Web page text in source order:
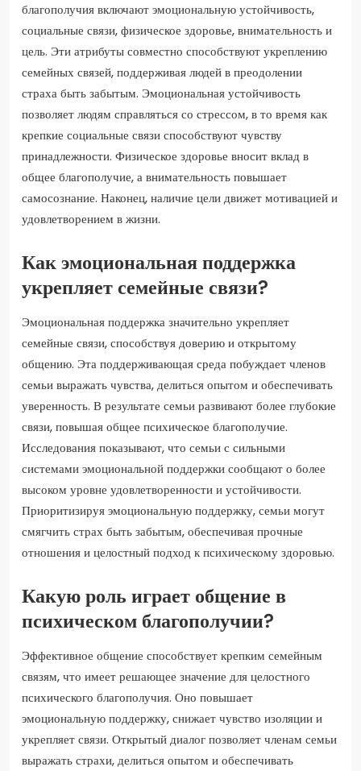
благополучия включают эмоциональную устойчивость,
социальные связи, физическое здоровье, внимательность и
цель. Эти атрибуты совместно способствуют укреплению
семейных связей, поддерживая людей в преодолении
страха быть забытым. Эмоциональная устойчивость
позволяет людям справляться со стрессом, в то время как
крепкие социальные связи способствуют чувству
принадлежности. Физическое здоровье вносит вклад в
общее благополучие, а внимательность повышает
самосознание. Наконец, наличие цели движет мотивацией и
удовлетворением в жизни.
Как эмоциональная поддержка
укрепляет семейные связи?
Эмоциональная поддержка значительно укрепляет
семейные связи, способствуя доверию и открытому
общению. Эта поддерживающая среда побуждает членов
семьи выражать чувства, делиться опытом и обеспечивать
уверенность. В результате семьи развивают более глубокие
связи, повышая общее психическое благополучие.
Исследования показывают, что семьи с сильными
системами эмоциональной поддержки сообщают о более
высоком уровне удовлетворенности и устойчивости.
Приоритизируя эмоциональную поддержку, семьи могут
смягчить страх быть забытым, обеспечивая прочные
отношения и целостный подход к психическому здоровью.
Какую роль играет общение в
психическом благополучии?
Эффективное общение способствует крепким семейным
связям, что имеет решающее значение для целостного
психического благополучия. Оно повышает
эмоциональную поддержку, снижает чувство изоляции и
укрепляет связи. Открытый диалог позволяет членам семьи
выражать страхи, делиться опытом и обеспечивать